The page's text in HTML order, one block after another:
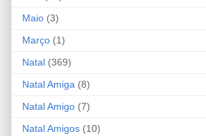
Maio (3)
Março (1)
Natal (369)
Natal Amiga (8)
Natal Amigo (7)
Natal Amigos (10)